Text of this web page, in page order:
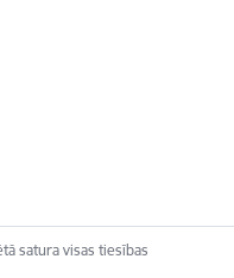
satura visas tiesības